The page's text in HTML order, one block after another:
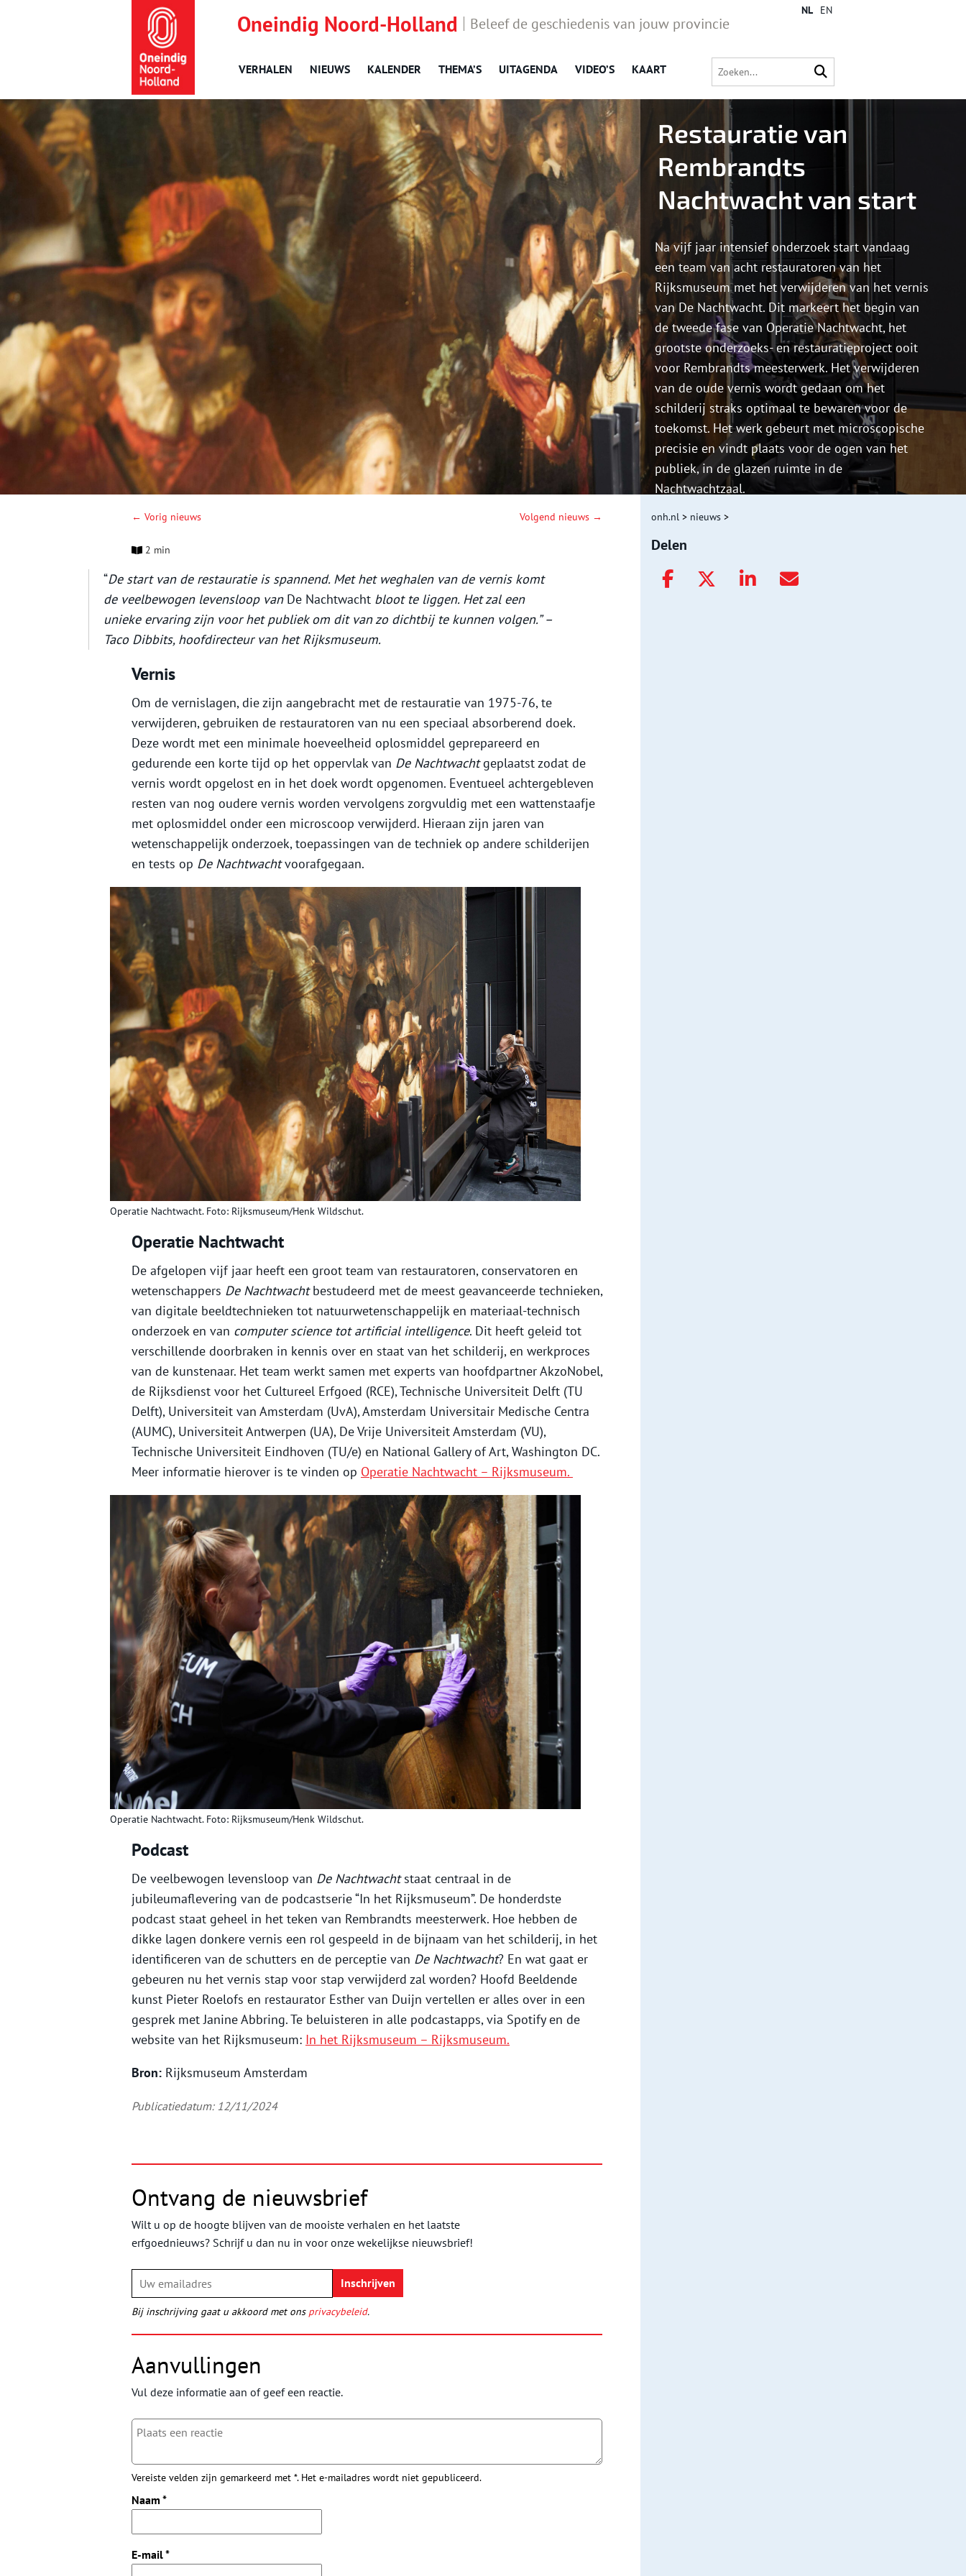
Oneindig Noord-Holland Beleef de geschiedenis van jouw provincie
VERHALEN NIEUWS KALENDER THEMA’S UITAGENDA VIDEO’S KAART
NL EN
Restauratie van
Rembrandts
Nachtwacht van start
Na vijf jaar intensief onderzoek start vandaag
een team van acht restauratoren van het
Rijksmuseum met het verwijderen van het vernis
van De Nachtwacht. Dit markeert het begin van
de tweede fase van Operatie Nachtwacht, het
grootste onderzoeks- en restauratieproject ooit
voor Rembrandts meesterwerk. Het verwijderen
van de oude vernis wordt gedaan om het
schilderij straks optimaal te bewaren voor de
toekomst. Het werk gebeurt met microscopische
precisie en vindt plaats voor de ogen van het
publiek, in de glazen ruimte in de
Nachtwachtzaal.
← Vorig nieuws Volgend nieuws →
2 min
“De start van de restauratie is spannend. Met het weghalen van de vernis komt
de veelbewogen levensloop van De Nachtwacht bloot te liggen. Het zal een
unieke ervaring zijn voor het publiek om dit van zo dichtbij te kunnen volgen.” –
Taco Dibbits, hoofdirecteur van het Rijksmuseum.
Vernis
Om de vernislagen, die zijn aangebracht met de restauratie van 1975-76, te
verwijderen, gebruiken de restauratoren van nu een speciaal absorberend doek.
Deze wordt met een minimale hoeveelheid oplosmiddel geprepareerd en
gedurende een korte tijd op het oppervlak van De Nachtwachtgeplaatst zodat de
vernis wordt opgelost en in het doek wordt opgenomen. Eventueel achtergebleven
resten van nog oudere vernis worden vervolgens zorgvuldig met een wattenstaafje
met oplosmiddel onder een microscoop verwijderd. Hieraan zijn jaren van
wetenschappelijk onderzoek, toepassingen van de techniek op andere schilderijen
en tests op De Nachtwachtvoorafgegaan.
Operatie Nachtwacht. Foto: Rijksmuseum/Henk Wildschut.
Operatie Nachtwacht
De afgelopen vijf jaar heeft een groot team van restauratoren, conservatoren en
wetenschappers De Nachtwachtbestudeerd met de meest geavanceerde technieken,
van digitale beeldtechnieken tot natuurwetenschappelijk en materiaal-technisch
onderzoek en van computer science tot artificial intelligence. Dit heeft geleid tot
verschillende doorbraken in kennis over en staat van het schilderij, en werkproces
van de kunstenaar. Het team werkt samen met experts van hoofdpartner AkzoNobel,
de Rijksdienst voor het Cultureel Erfgoed (RCE), Technische Universiteit Delft (TU
Delft), Universiteit van Amsterdam (UvA), Amsterdam Universitair Medische Centra
(AUMC), Universiteit Antwerpen (UA), De Vrije Universiteit Amsterdam (VU),
Technische Universiteit Eindhoven (TU/e) en National Gallery of Art, Washington DC.
Meer informatie hierover is te vinden op Operatie Nachtwacht – Rijksmuseum.
Operatie Nachtwacht. Foto: Rijksmuseum/Henk Wildschut.
Podcast
De veelbewogen levensloop van De Nachtwachtstaat centraal in de
jubileumaflevering van de podcastserie “In het Rijksmuseum”. De honderdste
podcast staat geheel in het teken van Rembrandts meesterwerk. Hoe hebben de
dikke lagen donkere vernis een rol gespeeld in de bijnaam van het schilderij, in het
identificeren van de schutters en de perceptie van De Nachtwacht? En wat gaat er
gebeuren nu het vernis stap voor stap verwijderd zal worden? Hoofd Beeldende
kunst Pieter Roelofs en restaurator Esther van Duijn vertellen er alles over in een
gesprek met Janine Abbring. Te beluisteren in alle podcastapps, via Spotify en de
website van het Rijksmuseum: In het Rijksmuseum – Rijksmuseum.
Bron: Rijksmuseum Amsterdam
Publicatiedatum: 12/11/2024
Ontvang de nieuwsbrief
Wilt u op de hoogte blijven van de mooiste verhalen en het laatste
erfgoednieuws? Schrijf u dan nu in voor onze wekelijkse nieuwsbrief!
Bij inschrijving gaat u akkoord met ons privacybeleid.
Aanvullingen
Vul deze informatie aan of geef een reactie.
Vereiste velden zijn gemarkeerd met *. Het e-mailadres wordt niet gepubliceerd.
Naam *
E-mail*
onh.nl > nieuws >
Delen